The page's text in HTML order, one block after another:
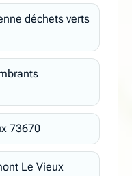
déchets verts
73670
Le Vieux